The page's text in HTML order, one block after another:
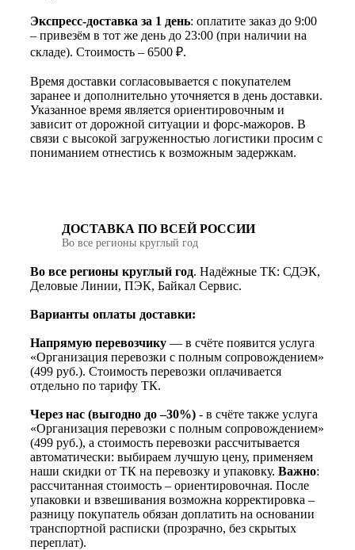
Экспресс-доставка за 1 день: оплатите заказ до 9:00
– привезём в тот же день до 23:00 (при наличии на
складе). Стоимость – 6500 ₽.
Время доставки согласовывается с покупателем
заранее и дополнительно уточняется в день доставки.
Указанное время является ориентировочным и
зависит от дорожной ситуации и форс-мажоров. В
связи с высокой загруженностью логистики просим с
пониманием отнестись к возможным задержкам.
ДОСТАВКА ПО ВСЕЙ РОССИИ
Во все регионы круглый год
Во все регионы круглый год. Надёжные ТК: СДЭК,
Деловые Линии, ПЭК, Байкал Сервис.
Варианты оплаты доставки:
Напрямую перевозчику — в счёте появится услуга
«Организация перевозки с полным сопровождением»
(499 руб.). Стоимость перевозки оплачивается
отдельно по тарифу ТК.
Через нас (выгодно до –30%) - в счёте также услуга
«Организация перевозки с полным сопровождением»
(499 руб.), а стоимость перевозки рассчитывается
автоматически: выбираем лучшую цену, применяем
наши скидки от ТК на перевозку и упаковку. Важно:
рассчитанная стоимость – ориентировочная. После
упаковки и взвешивания возможна корректировка –
разницу покупатель обязан доплатить на основании
транспортной расписки (прозрачно, без скрытых
переплат).